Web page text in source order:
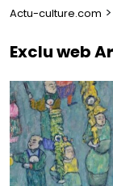
Actu-culture.com >
Exclu web